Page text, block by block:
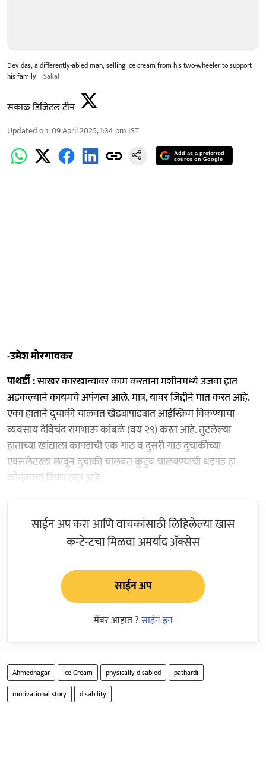
Devidas, a differently-abled man, selling ice cream from his two-wheeler to support
his family Sakal
सकाळ डिजिटल टीम
Updated on:09 April 2025, 1:34 pm IST
Add as a preferred
source on Google
-उमेश मोरगावकर
पाथर्डी :साखर कारखान्यावर काम करताना मशीनमध्ये उजवा हात
अडकल्याने कायमचे अपंगत्व आले. मात्र, यावर जिद्दीने मात करत आहे.
एका हाताने दुचाकी चालवत खेड्यापाड्यात आईस्क्रिम विकण्याचा
व्यवसाय देविचंद रामभाऊ कांबळे (वय २९) करत आहे. तुटलेल्या
हाताच्या खांद्याला कापडाची एक गाठ व दुसरी गाठ दुचाकीच्या
एक्सलेटरला लावून दुचाकी चालवत कुटुंब चालवण्याची धडपड हा
कौतुकाचा विषय ठरत आहे.
साईन अप करा आणि वाचकांसाठी लिहिलेल्या खास
कन्टेन्टचा मिळवा अमर्याद ॲक्सेस
साईन अप
मेंबर आहात ?साईन इन
Ahmednagar Ice Cream physically disabled
pathardi
motivational story
disability